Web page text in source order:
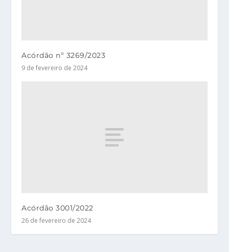
Acórdão nº 3269/2023
9 de fevereiro de 2024
Acórdão 3001/2022
26 de fevereiro de 2024